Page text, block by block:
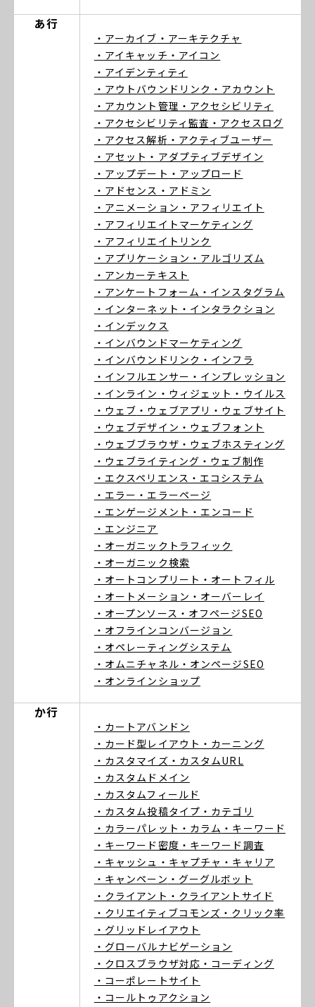
あ行
・アーカイブ ・アーキテクチャ
・アイキャッチ ・アイコン
・アイデンティティ
・アウトバウンドリンク ・アカウント
・アカウント管理 ・アクセシビリティ
・アクセシビリティ監査 ・アクセスログ
・アクセス解析 ・アクティブユーザー
・アセット ・アダプティブデザイン
・アップデート ・アップロード
・アドセンス ・アドミン
・アニメーション ・アフィリエイト
・アフィリエイトマーケティング
・アフィリエイトリンク
・アプリケーション ・アルゴリズム
・アンカーテキスト
・アンケートフォーム ・インスタグラム
・インターネット ・インタラクション
・インデックス
・インバウンドマーケティング
・インバウンドリンク ・インフラ
・インフルエンサー ・インプレッション
・インライン ・ウィジェット ・ウイルス
・ウェブ ・ウェブアプリ ・ウェブサイト
・ウェブデザイン ・ウェブフォント
・ウェブブラウザ ・ウェブホスティング
・ウェブライティング ・ウェブ制作
・エクスペリエンス ・エコシステム
・エラー ・エラーページ
・エンゲージメント ・エンコード
・エンジニア
・オーガニックトラフィック
・オーガニック検索
・オートコンプリート ・オートフィル
・オートメーション ・オーバーレイ
・オープンソース ・オフページSEO
・オフラインコンバージョン
・オペレーティングシステム
・オムニチャネル ・オンページSEO
・オンラインショップ
か行
・カートアバンドン
・カード型レイアウト ・カーニング
・カスタマイズ ・カスタムURL
・カスタムドメイン
・カスタムフィールド
・カスタム投稿タイプ ・カテゴリ
・カラーパレット ・カラム ・キーワード
・キーワード密度 ・キーワード調査
・キャッシュ ・キャプチャ ・キャリア
・キャンペーン ・グーグルボット
・クライアント ・クライアントサイド
・クリエイティブコモンズ ・クリック率
・グリッドレイアウト
・グローバルナビゲーション
・クロスブラウザ対応 ・コーディング
・コーポレートサイト
・コールトゥアクション